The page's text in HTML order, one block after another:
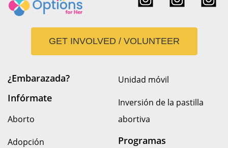
GET INVOLVED / VOLUNTEER
¿Embarazada?
Infórmate
Aborto
Adopción
Unidad móvil
Inversión de la pastilla
abortiva
Programas